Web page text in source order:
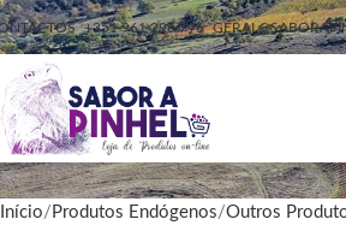
+351 961 296 796
Início Produtos Endógenos Outros